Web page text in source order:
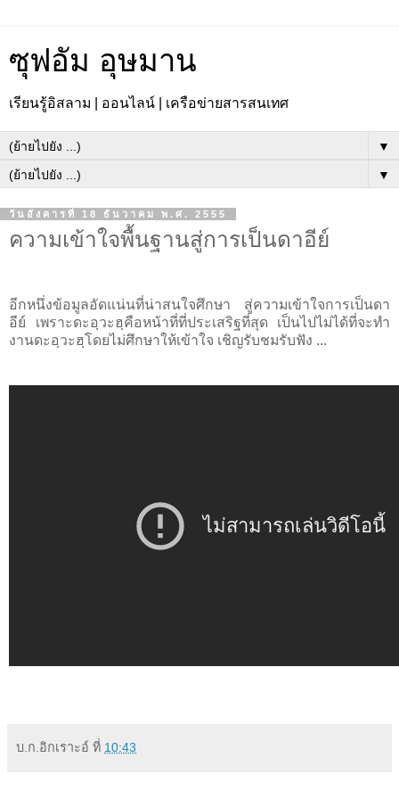
ซุฟอัม อุษมาน
เรียนรู้อิสลาม | ออนไลน์ | เครือข่ายสารสนเทศ
▼
▼
วันอังคารที่ 18 ธันวาคม พ.ศ. 2555
ความเข้าใจพื้นฐานสู่การเป็นดาอีย์
อีกหนึ่งข้อมูลอัดแน่นที่น่าสนใจศึกษา สู่ความเข้าใจการเป็นดา
อีย์ เพราะดะอฺวะฮฺคือหน้าที่ที่ประเสริฐที่สุด เป็นไปไม่ได้ที่จะทำ
งานดะอฺวะฮฺโดยไม่ศึกษาให้เข้าใจ เชิญรับชมรับฟัง ...
บ.ก.อิกเราะอ์ ที่ 10:43